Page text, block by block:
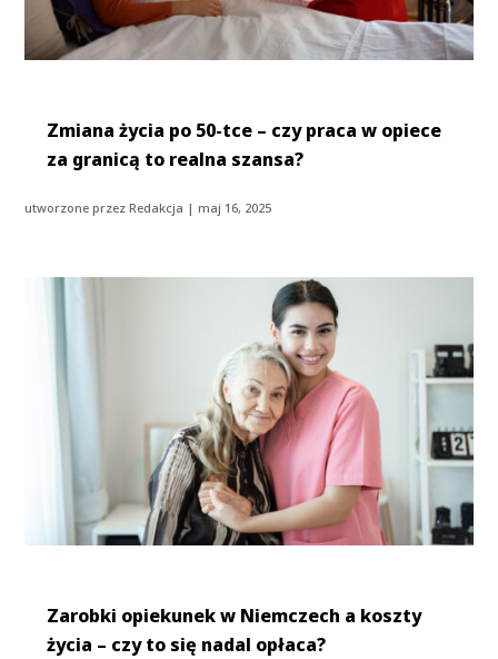
Zmiana życia po 50-tce – czy praca w opiece
za granicą to realna szansa?
utworzone przezRedakcja |maj 16, 2025
Zarobki opiekunek w Niemczech a koszty
życia – czy to się nadal opłaca?